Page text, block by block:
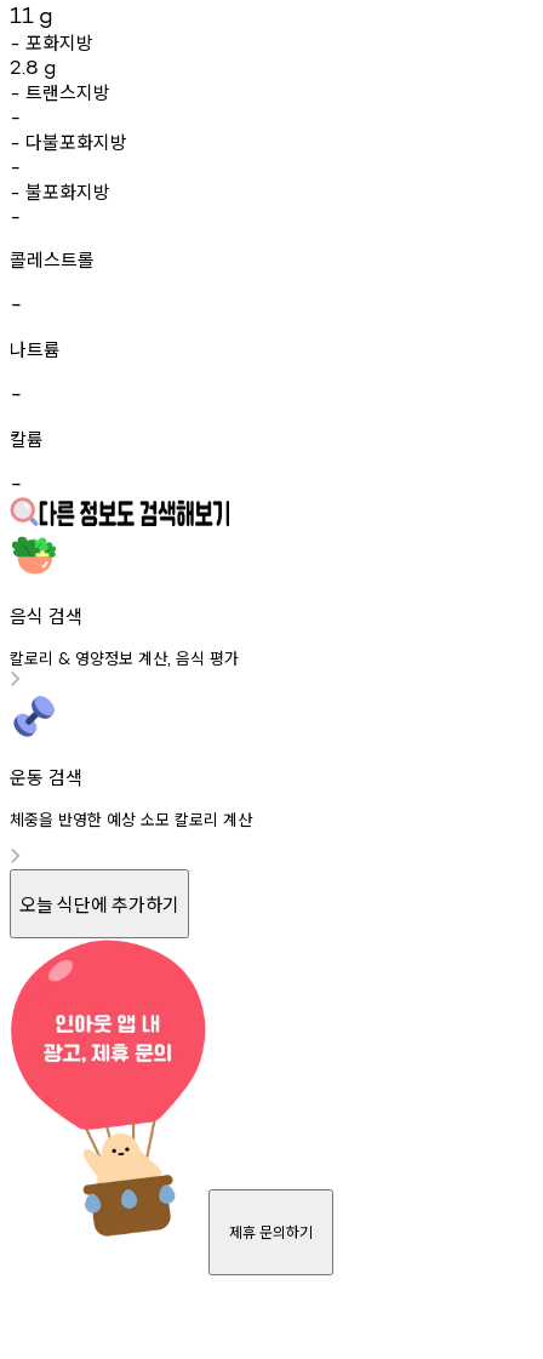
11 g
- 포화지방
2.8 g
- 트랜스지방
-
- 다불포화지방
-
- 불포화지방
-
콜레스트롤
-
나트륨
-
칼륨
-
음식 검색
칼로리 & 영양정보 계산, 음식 평가
운동 검색
체중을 반영한 예상 소모 칼로리 계산
오늘 식단에 추가하기
제휴 문의하기